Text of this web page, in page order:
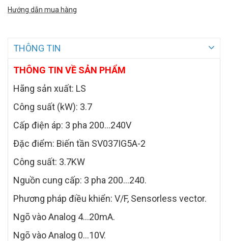
Hướng dẫn mua hàng
THÔNG TIN
THÔNG TIN VỀ SẢN PHẨM
Hãng sản xuất: LS
Công suất (kW): 3.7
Cấp điện áp: 3 pha 200…240V
Đặc điểm: Biến tần SV037IG5A-2
Công suất: 3.7KW
Nguồn cung cấp: 3 pha 200…240.
Phương pháp điều khiển: V/F, Sensorless vector.
Ngõ vào Analog 4…20mA.
Ngõ vào Analog 0…10V.